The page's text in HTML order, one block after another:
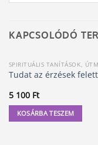
KAPCSOLÓDÓ
Tudat az érzések felett
5 100 Ft
KOSÁRBA TESZEM